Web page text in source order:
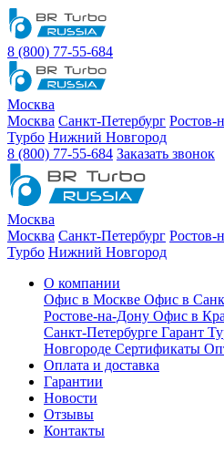
8 (800) 77-55-684
Москва
Москва Санкт-Петербург Ростов-
Турбо Нижний Новгород
8 (800) 77-55-684 Заказать звонок
Москва
Москва Санкт-Петербург Ростов-
Турбо Нижний Новгород
О компании
Офис в Москве Офис в
Ростове-на-Дону Офис в
Санкт-Петербурге Гарант
Новгороде Сертификаты
Оплата и доставка
Гарантии
Новости
Отзывы
Контакты